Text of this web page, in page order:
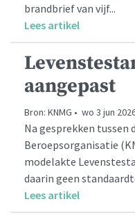
brandbrief van vijf...
Lees artikel
aangepast
Bron: KNMG • wo 3 jun
Na gesprekken
Beroepsorganisatie
modelakte
daarin geen
Lees artikel